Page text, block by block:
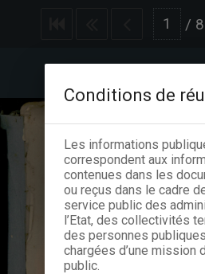
/ 8
Conditions de
Les informations
correspondent aux
contenues dans les
ou reçus dans le cadre
service public des
l’Etat, des collectivités
des personnes
chargées d’une mission
public.